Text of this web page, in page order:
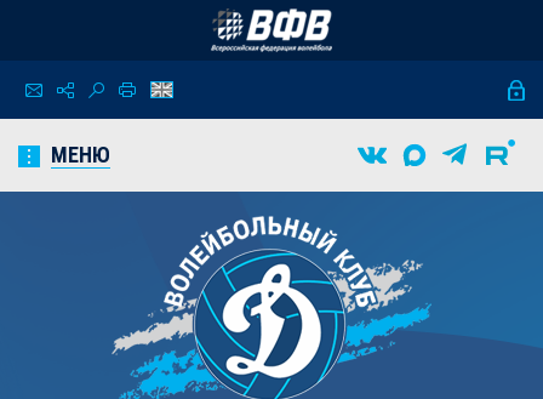
МЕНЮ